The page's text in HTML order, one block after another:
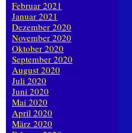
Februar 2021
Januar 2021
Dezember 2020
November 2020
Oktober 2020
September 2020
August 2020
Juli 2020
Juni 2020
Mai 2020
April 2020
März 2020